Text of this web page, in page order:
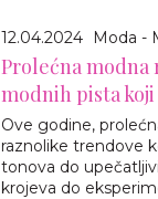
12.04.2024 Moda -
Prolećna modna
modnih pista koji
Ove godine,
raznolike trendove
tonova do
krojeva do